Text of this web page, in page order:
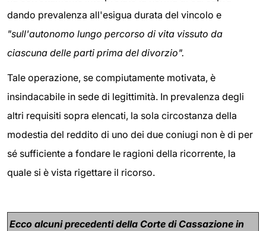
dando prevalenza all'esigua durata del vincolo e
"sull'autonomo lungo percorso di vita vissuto da
ciascuna delle parti prima del divorzio".
Tale operazione, se compiutamente motivata, è
insindacabile in sede di legittimità. In prevalenza degli
altri requisiti sopra elencati, la sola circostanza della
modestia del reddito di uno dei due coniugi non è di per
sé sufficiente a fondare le ragioni della ricorrente, la
quale si è vista rigettare il ricorso.
Ecco alcuni precedenti della Corte di Cassazione in